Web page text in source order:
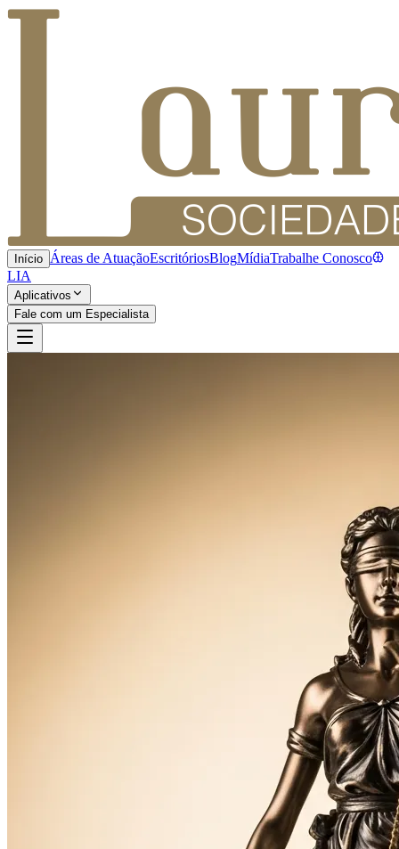
Início Áreas de AtuaçãoEscritóriosBlogMídiaTrabalhe Conosco
LIA
Aplicativos
Fale com um Especialista